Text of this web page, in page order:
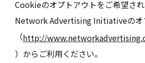
Cookieのオプトアウトをご希望さ
Network Advertising Initiativeのオ
（http://
）からご利用ください。